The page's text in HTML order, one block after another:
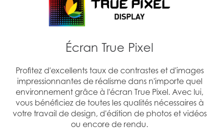
Écran True Pixel
Profitez d'excellents taux de contrastes et d'images
impressionnantes de réalisme dans n'importe quel
environnement grâce à l'écran True Pixel. Avec lui,
vous bénéficiez de toutes les qualités nécessaires à
votre travail de design, d'édition de photos et vidéos
ou encore de rendu.